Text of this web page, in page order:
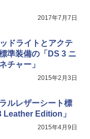
2017年7月7日
ドライトとアクテ
準装備の「DS 3 ニ
チャー」
2015年2月3日
ルレザーシート標
Leather Edition」
2015年4月9日